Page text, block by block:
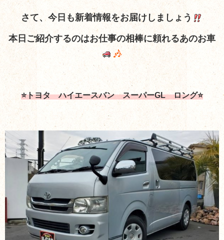
さて、今日も新着情報をお届けしましょう
本日ご紹介するのはお仕事の相棒に頼れるあのお車
⭐トヨタ ハイエースバン スーパーGL ロング⭐